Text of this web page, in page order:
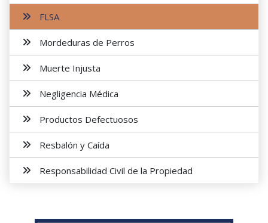
FLSA
Mordeduras de Perros
Muerte Injusta
Negligencia Médica
Productos Defectuosos
Resbalón y Caída
Responsabilidad Civil de la Propiedad